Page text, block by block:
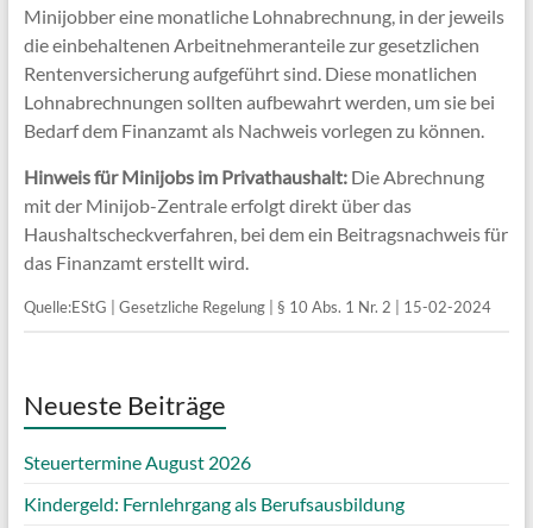
Minijobber eine monatliche Lohnabrechnung, in der jeweils
die einbehaltenen Arbeitnehmeranteile zur gesetzlichen
Rentenversicherung aufgeführt sind. Diese monatlichen
Lohnabrechnungen sollten aufbewahrt werden, um sie bei
Bedarf dem Finanzamt als Nachweis vorlegen zu können.
Hinweis für Minijobs im Privathaushalt:Die Abrechnung
mit der Minijob-Zentrale erfolgt direkt über das
Haushaltscheckverfahren, bei dem ein Beitragsnachweis für
das Finanzamt erstellt wird.
Quelle:EStG | Gesetzliche Regelung | § 10 Abs. 1 Nr. 2 | 15-02-2024
Neueste Beiträge
Steuertermine August 2026
Kindergeld: Fernlehrgang als Berufsausbildung